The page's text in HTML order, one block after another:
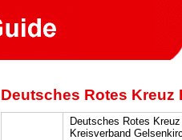
Deutsches Rotes Kreuz
Deutsches Rotes Kreuz
Kreisverband